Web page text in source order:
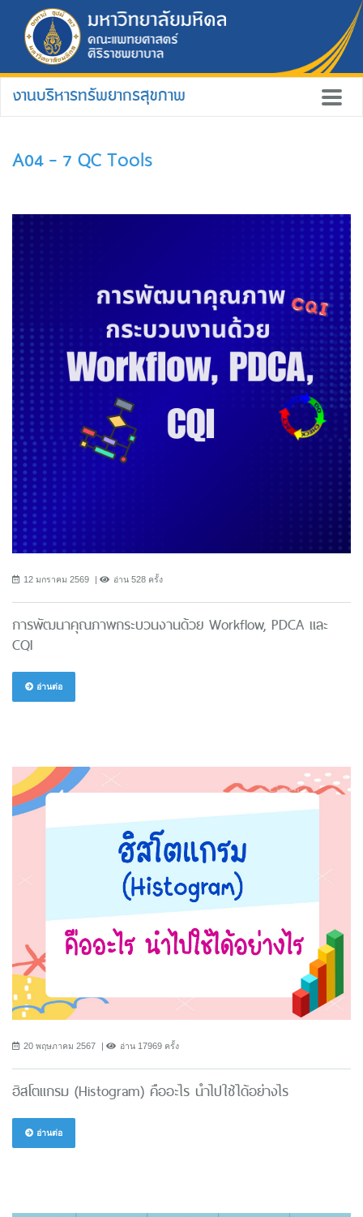
งานบริหารทรัพยากรสุขภาพ
A04 - 7 QC Tools
12 มกราคม 2569 อ่าน 528 ครั้ง
การพัฒนาคุณภาพกระบวนงานด้วย Workflow, PDCA และ
CQI
อ่านต่อ
20 พฤษภาคม 2567 อ่าน 17969 ครั้ง
ฮิสโตแกรม (Histogram) คืออะไร นำไปใช้ได้อย่างไร
อ่านต่อ